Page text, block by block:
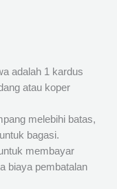
adalah 1 kardus
atau koper
melebihi batas,
bagasi.
membayar
biaya pembatalan